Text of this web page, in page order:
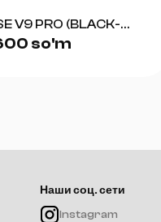
V9 PRO (BLACK-
so'm
Наши соц. сети
Instagram